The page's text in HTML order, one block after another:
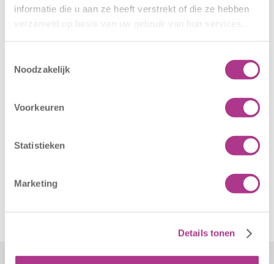
informatie die u aan ze heeft verstrekt of die ze hebben
verzameld op basis van uw gebruik van hun services.
Noodzakelijk
Voorkeuren
Statistieken
Marketing
Details tonen
Sport BSO
Oldegaarde
opent op 1
het sportief zijn?
Per 1
In verband met
het afgegeven
weeralarm voor
2026, zullen alle
morgen gesloten
blijven. Bijgaand